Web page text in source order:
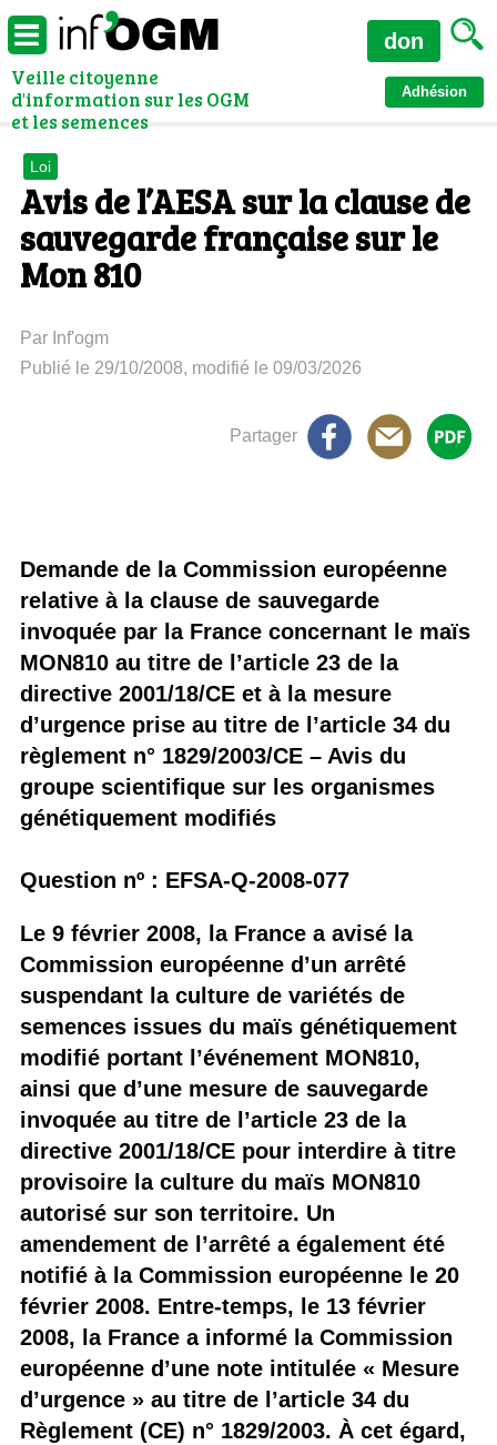
Veille citoyenne
d'information sur les OGM
et les semences
Adhésion
don
Loi
Avis de l’AESA sur la clause de
sauvegarde française sur le
Mon 810
Par Inf'ogm
Publié le 29/10/2008, modifié le 09/03/2026
Partager
Demande de la Commission européenne
relative à la clause de sauvegarde
invoquée par la France concernant le maïs
MON810 au titre de l’article 23 de la
directive 2001/18/CE et à la mesure
d’urgence prise au titre de l’article 34 du
règlement n° 1829/2003/CE – Avis du
groupe scientifique sur les organismes
génétiquement modifiés
Question nº : EFSA-Q-2008-077
Le 9 février 2008, la France a avisé la
Commission européenne d’un arrêté
suspendant la culture de variétés de
semences issues du maïs génétiquement
modifié portant l’événement MON810,
ainsi que d’une mesure de sauvegarde
invoquée au titre de l’article 23 de la
directive 2001/18/CE pour interdire à titre
provisoire la culture du maïs MON810
autorisé sur son territoire. Un
amendement de l’arrêté a également été
notifié à la Commission européenne le 20
février 2008. Entre-temps, le 13 février
2008, la France a informé la Commission
européenne d’une note intitulée « Mesure
d’urgence » au titre de l’article 34 du
Règlement (CE) n° 1829/2003. À cet égard,